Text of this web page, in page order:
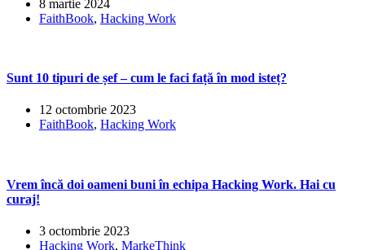
8 martie 2024
FaithBook, Hacking Work
Sunt 10 tipuri de șef – cum le faci față în mod isteț?
12 octombrie 2023
FaithBook, Hacking Work
Vrem încă doi oameni buni în echipa Hacking Work. Hai cu
curaj!
3 octombrie 2023
Hacking Work, MarkeThink